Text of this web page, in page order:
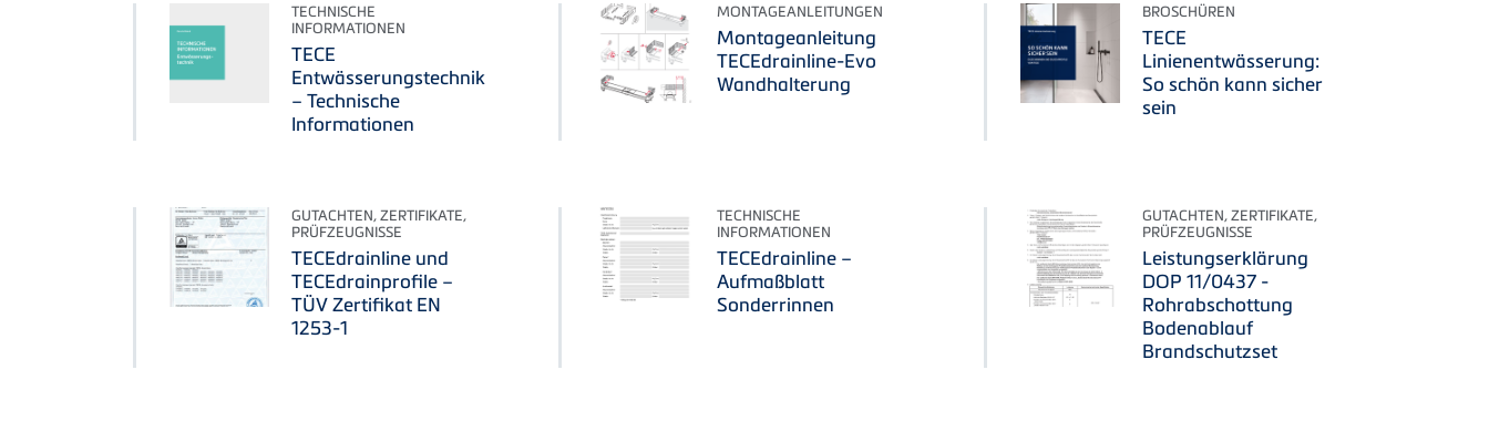
TECHNISCHE
INFORMATIONEN
TECE
Entwässerungstechnik
– Technische
Informationen
MONTAGEANLEITUNGEN
Montageanleitung
TECEdrainline-Evo
Wandhalterung
BROSCHÜREN
TECE
Linienentwässerung:
So schön kann sicher
sein
GUTACHTEN, ZERTIFIKATE,
PRÜFZEUGNISSE
TECEdrainline und
TECEdrainprofile –
TÜV Zertifikat EN
1253-1
TECHNISCHE
INFORMATIONEN
TECEdrainline –
Aufmaßblatt
Sonderrinnen
GUTACHTEN, ZERTIFIKATE,
PRÜFZEUGNISSE
Leistungserklärung
DOP 11/0437 -
Rohrabschottung
Bodenablauf
Brandschutzset